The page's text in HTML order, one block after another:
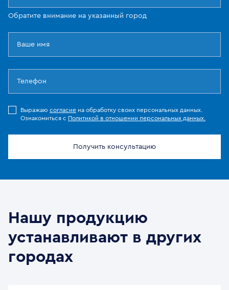
Обратите внимание на указанный город
Выражаю согласие на обработку своих персональных данных.
Ознакомиться с Политикой в отношении персональных данных.
Получить консультацию
Нашу продукцию
устанавливают в других
городах